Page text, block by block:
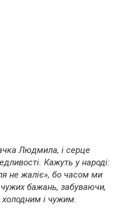
Людмила, і серце
Кажуть у народі:
не жаліє», бо часом ми
бажань, забуваючи,
і чужим.